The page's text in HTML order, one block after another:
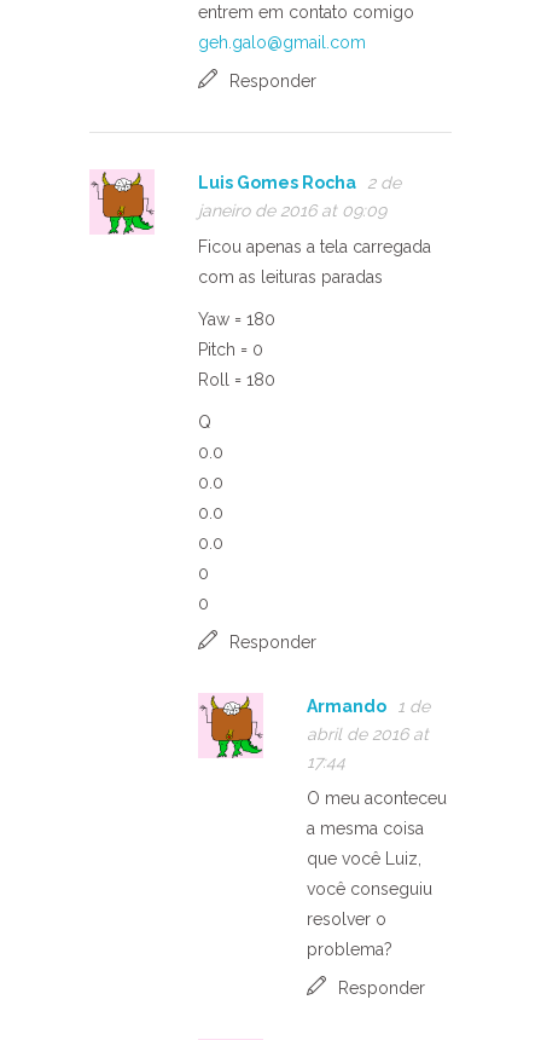
entrem em contato comigo
geh.galo@gmail.com
Responder
Luis Gomes Rocha
2 de
janeiro de 2016 at 09:09
Ficou apenas a tela carregada
com as leituras paradas
Yaw = 180
Pitch = 0
Roll = 180
Q
0.0
0.0
0.0
0.0
0
0
Responder
Armando
1 de
abril de 2016 at
17:44
O meu aconteceu
a mesma coisa
que você Luiz,
você conseguiu
resolver o
problema?
Responder